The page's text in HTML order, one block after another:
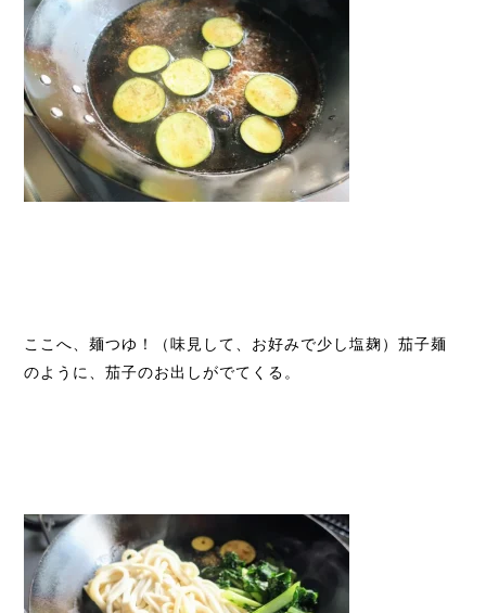
ここへ、麺つゆ！（味見して、お好みで少し塩麹）茄子麺
のように、茄子のお出しがでてくる。